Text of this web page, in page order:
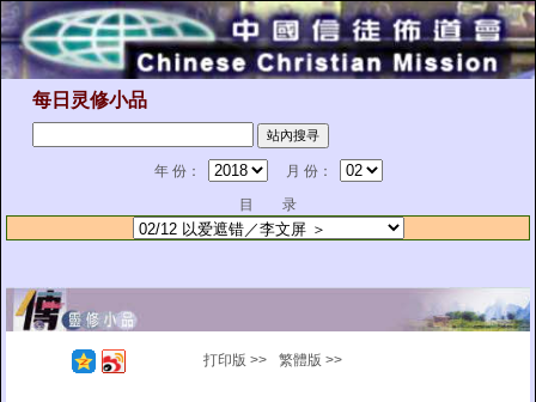
每日灵修小品
年 份：
月 份：
目 录
打印版 >> 繁體版 >>